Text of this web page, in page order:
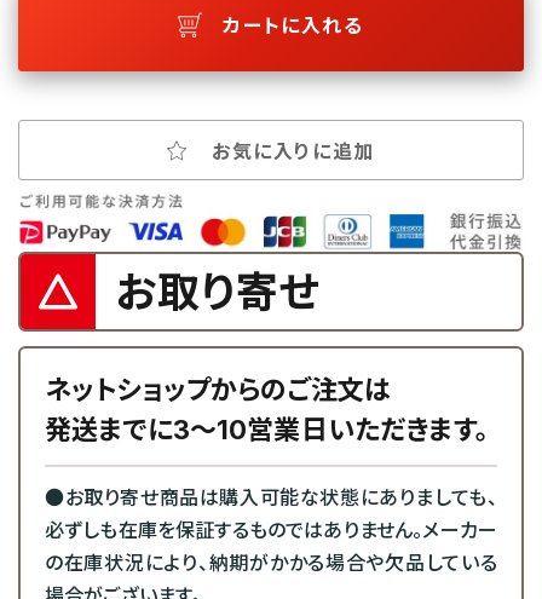
カートに入れる
お気に入りに追加
お取り寄せ
ネットショップからのご注文は
発送までに3～10営業日いただきます。
●お取り寄せ商品は購入可能な状態にありましても、
必ずしも在庫を保証するものではありません。メーカー
の在庫状況により、納期がかかる場合や欠品している